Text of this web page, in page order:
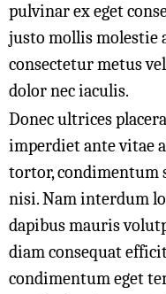
pulvinar ex eget
justo mollis molestie
consectetur metus
dolor nec iaculis.
Donec ultrices
imperdiet ante vitae
tortor, condimentum
nisi. Nam interdum
dapibus mauris
diam consequat
condimentum eget